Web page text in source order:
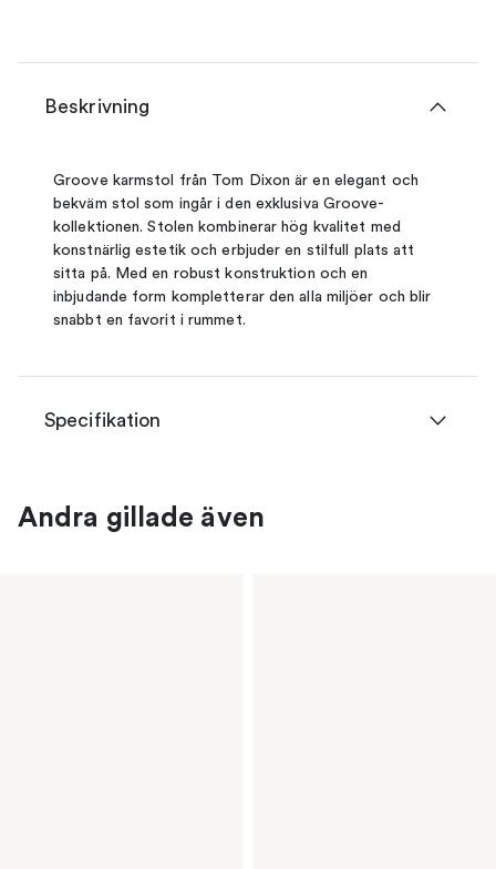
Beskrivning
Groove karmstol från Tom Dixon är en elegant och
bekväm stol som ingår i den exklusiva Groove-
kollektionen. Stolen kombinerar hög kvalitet med
konstnärlig estetik och erbjuder en stilfull plats att
sitta på. Med en robust konstruktion och en
inbjudande form kompletterar den alla miljöer och blir
snabbt en favorit i rummet.
Specifikation
Andra gillade även